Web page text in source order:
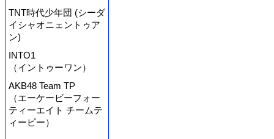
TNT時代少年団 (シーダ
イシャオニェントゥア
ン)
INTO1
（イントゥーワン）
AKB48 Team TP
（エーケービーフォー
ティーエイト チームテ
ィーピー）